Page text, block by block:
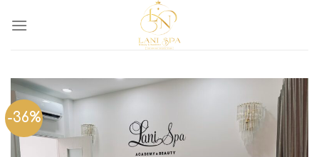
-36%